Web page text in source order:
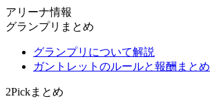
アリーナ情報
グランプリまとめ
グランプリについて解説
ガントレットのルールと報酬まとめ
2Pickまとめ